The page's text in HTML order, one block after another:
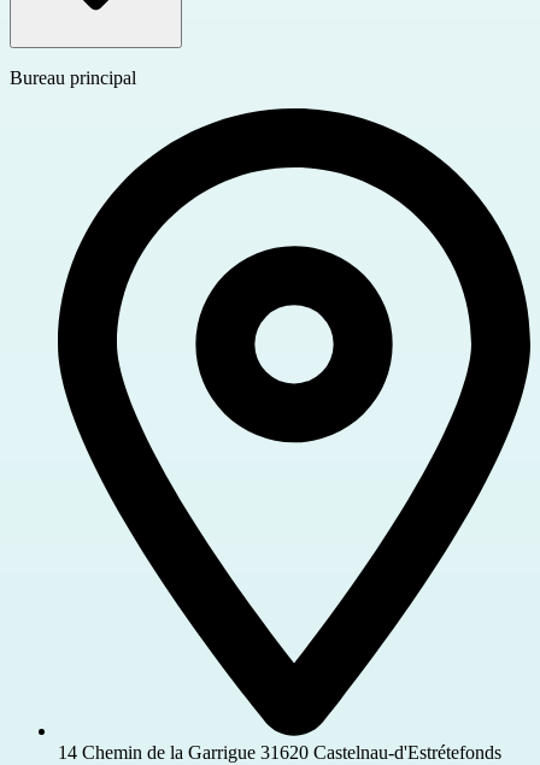
Bureau principal
14 Chemin de la Garrigue 31620 Castelnau-d'Estrétefonds